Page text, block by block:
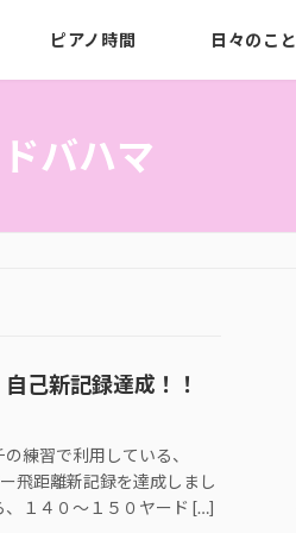
ピアノ時間 日々のこと
バハマ
己新記録達成！！
練習で利用している、
飛距離新記録を達成しまし
１４０〜１５０ヤード […]